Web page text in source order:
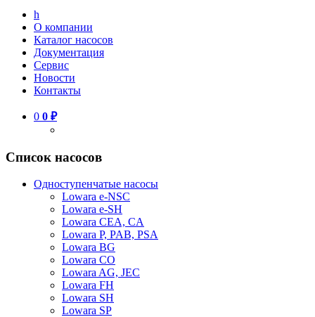
h
О компании
Каталог насосов
Документация
Сервис
Новости
Контакты
0 0 ₽
Список насосов
Одноступенчатые насосы
Lowara e-NSC
Lowara e-SH
Lowara CEA, CA
Lowara P, PAB, PSA
Lowara BG
Lowara CO
Lowara AG, JEC
Lowara FH
Lowara SH
Lowara SP